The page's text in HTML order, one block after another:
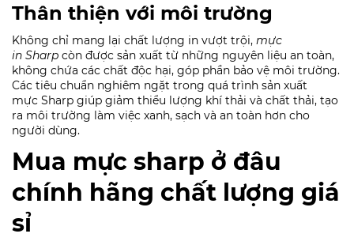
Thân thiện với môi trường
Không chỉ mang lại chất lượng in vượt trội, mực
in Sharp còn được sản xuất từ những nguyên liệu an toàn,
không chứa các chất độc hại, góp phần bảo vệ môi trường.
Các tiêu chuẩn nghiêm ngặt trong quá trình sản xuất
mực Sharp giúp giảm thiểu lượng khí thải và chất thải, tạo
ra môi trường làm việc xanh, sạch và an toàn hơn cho
người dùng.
Mua mực sharp ở đâu
chính hãng chất lượng giá
sỉ